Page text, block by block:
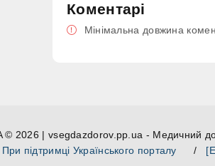
Коментарі
Мінімальна довжина
© 2026 | vsegdazdorov.pp.ua - Медичний
При підтримці Українського порталу
/